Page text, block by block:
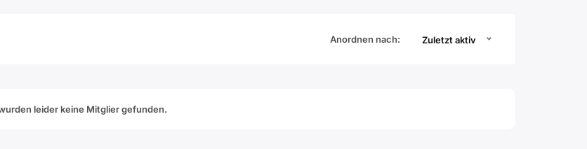
Anordnen nach: Zuletzt aktiv
leider keine Mitglier gefunden.